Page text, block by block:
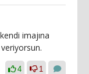
imajına
4 1